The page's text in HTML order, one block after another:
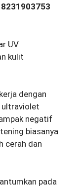
UV
kulit
dengan
ultraviolet
negatif
biasanya
cerah dan
pada